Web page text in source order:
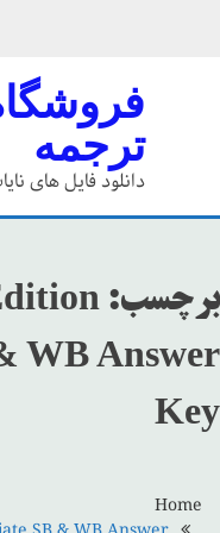
ترجمه
دانلود فایل های
برچسب:
WB Answer
Key
Home